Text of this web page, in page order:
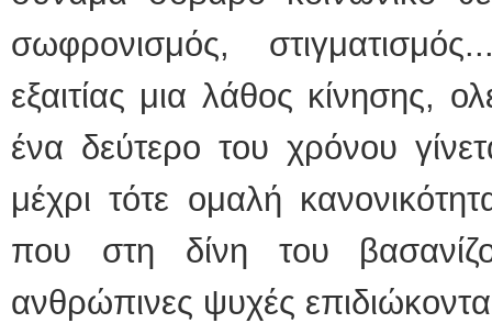
σωφρονισμός,
εξαιτίας μια λάθος κίνησης,
ένα δεύτερο του χρόνου
μέχρι τότε ομαλή
που στη δίνη του
ανθρώπινες ψυχές